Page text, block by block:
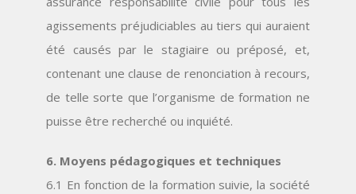
agissements préjudiciables au tiers qui auraient
été causés par le stagiaire ou préposé, et,
contenant une clause de renonciation à recours,
de telle sorte que l’organisme de formation ne
puisse être recherché ou inquiété.
6. Moyens pédagogiques et techniques
6.1 En fonction de la formation suivie, la société